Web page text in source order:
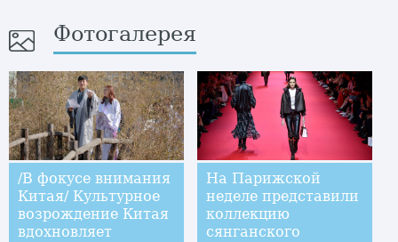
Фотогалерея
/В фокусе внимания
Китая/ Культурное
возрождение Китая
вдохновляет
На Парижской
неделе представили
коллекцию
сянганского